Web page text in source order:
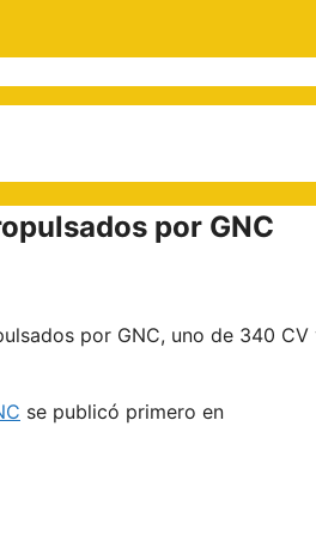
por GNC
por GNC, uno de 340 CV
se publicó primero en